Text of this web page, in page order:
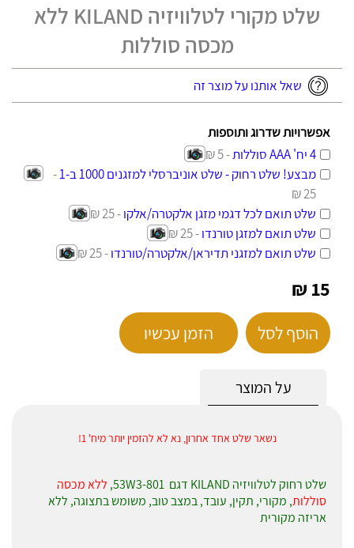
שלט מקורי לטלוויזיה KILAND ללא
מכסה סוללות
שאל אותנו על מוצר זה
אפשרויות שדרוג ותוספות
4 יח' AAA סוללות
- 5 ₪
מבצע! שלט רחוק - שלט אוניברסלי למזגנים 1000 ב-1
-
25 ₪
שלט תואם לכל דגמי מזגן אלקטרה/אלקו- 25 ₪
שלט תואם למזגן טורנדו- 25 ₪
שלט תואם למזגני תדיראן/אלקטרה/טורנדו- 25 ₪
15 ₪
הוסף לסל הזמן עכשיו
על המוצר
נשאר שלט אחד אחרון, נא לא להזמין יותר מיח' 1!
שלט רחוק לטלוויזיה KILAND דגם 53W3-801,
ללא מכסה
סוללות, מקורי, תקין, עובד, במצב טוב, משומש בתצוגה, ללא
אריזה מקורית